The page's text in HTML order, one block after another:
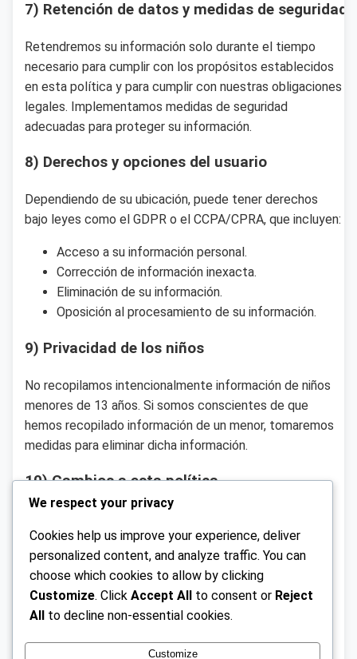
7) Retención de datos y medidas de seguridad
Retendremos su información solo durante el tiempo
necesario para cumplir con los propósitos establecidos
en esta política y para cumplir con nuestras obligaciones
legales. Implementamos medidas de seguridad
adecuadas para proteger su información.
8) Derechos y opciones del usuario
Dependiendo de su ubicación, puede tener derechos
bajo leyes como el GDPR o el CCPA/CPRA, que incluyen:
Acceso a su información personal.
Corrección de información inexacta.
Eliminación de su información.
Oposición al procesamiento de su información.
9) Privacidad de los niños
No recopilamos intencionalmente información de niños
menores de 13 años. Si somos conscientes de que
hemos recopilado información de un menor, tomaremos
medidas para eliminar dicha información.
10) Cambios a esta política
en cuando. Le notificaremos sobre cambios
significativos mediante un aviso en nuestro sitio.
11) Información de contacto
privacy@bosquetlalpan.org.mx
We respect your privacy
Cookies help us improve your experience, deliver
personalized content, and analyze traffic. You can
choose which cookies to allow by clicking
Customize. Click Accept All to consent or Reject
All to decline non-essential cookies.
Customize